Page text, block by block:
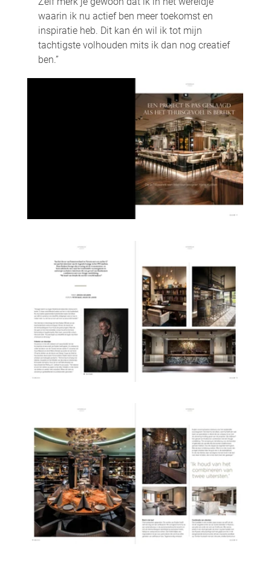
waarin ik nu actief ben meer toekomst en
inspiratie heb. Dit kan én wil ik tot mijn
tachtigste volhouden mits ik dan nog creatief
ben.”